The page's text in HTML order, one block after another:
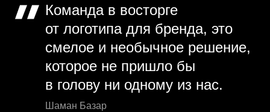
Команда в восторге
от логотипа для бренда, это
смелое и необычное решение,
которое не пришло бы
в голову ни одному из нас.
Шаман Базар